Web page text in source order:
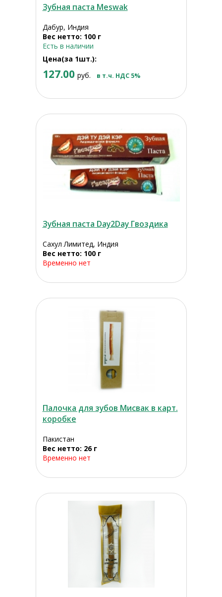
Зубная паста Meswak
Дабур, Индия
Вес нетто: 100 г
Есть в наличии
Цена(за 1шт.):
127.00 руб. в т.ч. НДС 5%
Зубная паста Day2Day Гвоздика
Сахул Лимитед, Индия
Вес нетто: 100 г
Временно нет
Палочка для зубов Мисвак в карт.
коробке
Пакистан
Вес нетто: 26 г
Временно нет